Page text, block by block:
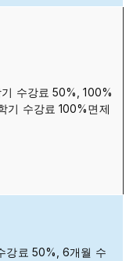
기 수강료 50%, 100%
기 수강료 100%면제
강료 50%, 6개월 수